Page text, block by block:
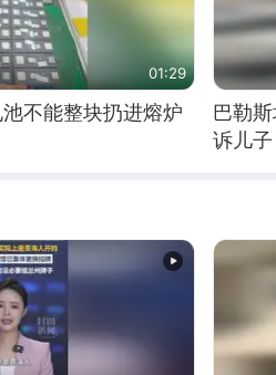
01:29
不能整块扔进熔炉
巴勒
诉儿子